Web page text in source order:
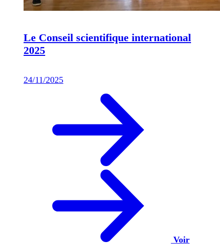
Le Conseil scientifique international
2025
24/11/2025
Voir